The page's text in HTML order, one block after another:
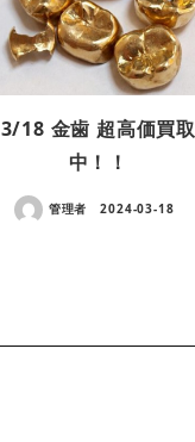
3/18 金歯 超高価買取
中！！
管理者 2024-03-18